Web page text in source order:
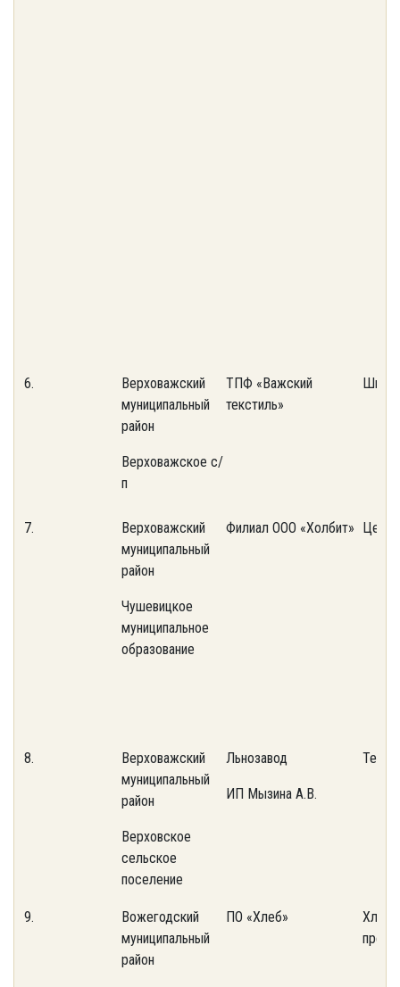
6.
Верховажский
муниципальный
район
Верховажское с/
п
ТПФ «Важский
текстиль»
7.
Верховажский
муниципальный
район
Чушевицкое
муниципальное
образование
Филиал ООО «Холбит» Цех
8.
Верховажский
муниципальный
район
Верховское
сельское
поселение
Льнозавод
ИП Мызина А.В.
9.
Вожегодский
муниципальный
район
ПО «Хлеб»